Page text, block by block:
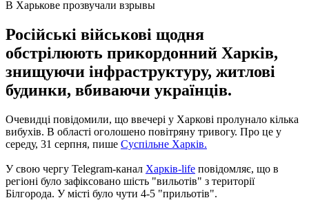
В Харькове прозвучали взрывы
Російські військові щодня
обстрілюють прикордонний Харків,
знищуючи інфраструктуру, житлові
будинки, вбиваючи українців.
Очевидці повідомили, що ввечері у Харкові пролунало кілька
вибухів. В області оголошено повітряну тривогу. Про це у
середу, 31 серпня, пише Суспільне Харків.
У свою чергу Telegram-канал Харків-life повідомляє, що в
регіоні було зафіксовано шість "вильотів" з території
Білгорода. У місті було чути 4-5 "прильотів".